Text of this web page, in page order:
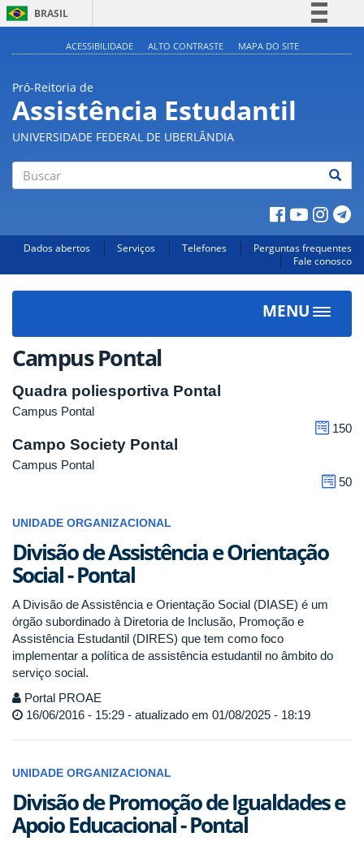
BRASIL
Acesso à informação
Legislação
Canais
ACESSIBILIDADE ALTO CONTRASTE MAPA DO SITE
Pró-Reitoria de
Assistência Estudantil
UNIVERSIDADE FEDERAL DE UBERLÂNDIA
Dados abertos Serviços Telefones
Perguntas frequentes
Fale conosco
MENU
Toggle
Campus Pontal
Quadra poliesportiva Pontal
Campus Pontal
150
Campo Society Pontal
Campus Pontal
50
UNIDADE ORGANIZACIONAL
Divisão de Assistência e Orientação
Social - Pontal
A Divisão de Assistência e Orientação Social (DIASE) é um
órgão subordinado à Diretoria de Inclusão, Promoção e
Assistência Estudantil (DIRES) que tem como foco
implementar a política de assistência estudantil no âmbito do
serviço social.
Portal PROAE
16/06/2016 - 15:29 - atualizado em 01/08/2025 - 18:19
UNIDADE ORGANIZACIONAL
Divisão de Promoção de Igualdades e
Apoio Educacional - Pontal